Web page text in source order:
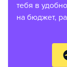
тебя в
на бюджет,